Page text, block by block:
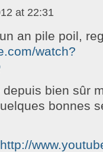
at 22:31
an pile poil,
watch?
bien sûr
bonnes
http://